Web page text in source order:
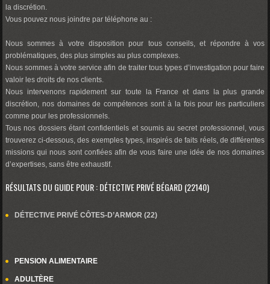
la discrétion.
Vous pouvez nous joindre par téléphone au :
Nous sommes à votre disposition pour tous conseils, et répondre à vos
problématiques, des plus simples au plus complexes.
Nous sommes à votre service afin de traiter tous types d’investigation pour faire
valoir les droits de nos clients.
Nous intervenons rapidement sur toute la France et dans la plus grande
discrétion, nos domaines de compétences sont à la fois pour les particuliers
comme pour les professionnels.
Tous nos dossiers étant confidentiels et soumis au secret professionnel, vous
trouverez ci-dessous, des exemples types, inspirés de faits réels, de différentes
missions qui nous sont confiées afin de vous faire une idée de nos domaines
d’expertises, sans être exhaustif.
RÉSULTATS DU GUIDE POUR : DÉTECTIVE PRIVÉ BÉGARD (22140)
DÉTECTIVE PRIVÉ CÔTES-D’ARMOR (22)
PENSION ALIMENTAIRE
ADULTÈRE